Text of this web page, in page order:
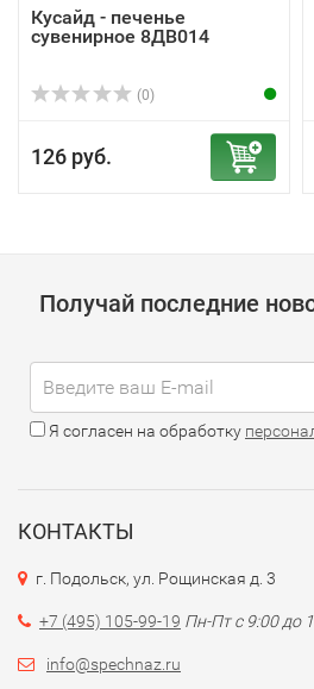
Кусайд - печенье
сувенирное 8ДВ014
(0)
126 руб.
Получай последние
Я согласен на обработку
КОНТАКТЫ
г. Подольск, ул. Рощинская д. 3
+7 (495) 105-99-19 Пн-Пт с 9:00 до
info@spechnaz.ru